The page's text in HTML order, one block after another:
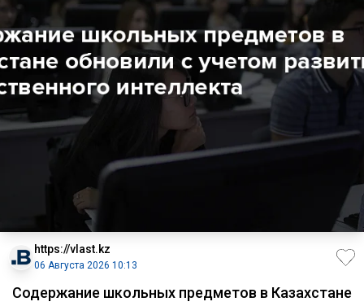
https://vlast.kz
06 Августа 2026 10:13
Содержание школьных предметов в Казахстане